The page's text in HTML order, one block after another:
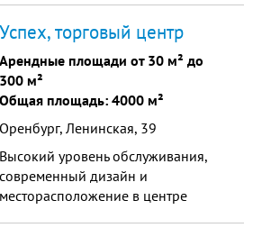
обслуживания покупателей,
современный дизайн интерьера.
Успех, торговый центр
Арендные площади от 30 м² до
300 м²
Общая площадь: 4000 м²
Оренбург, Ленинская, 39
Высокий уровень обслуживания,
современный дизайн и
месторасположение в центре